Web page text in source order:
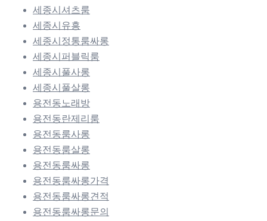
세종시셔츠룸
세종시유흥
세종시정통룸싸롱
세종시퍼블릭룸
세종시풀사롱
세종시풀살롱
용전동노래방
용전동란제리룸
용전동룸사롱
용전동룸살롱
용전동룸싸롱
용전동룸싸롱가격
용전동룸싸롱견적
용전동룸싸롱문의